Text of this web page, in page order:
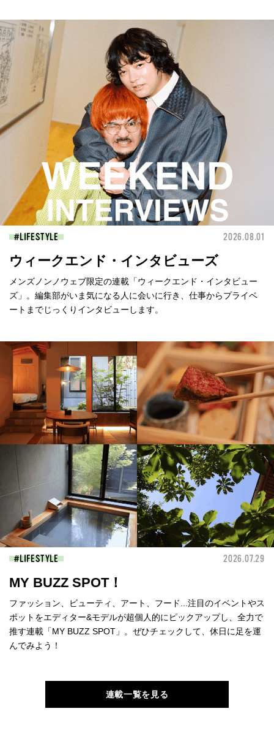
LIFESTYLE 2026.08.01
ウィークエンド・インタビューズ
メンズノンノウェブ限定の連載「ウィークエンド・インタビュー
ズ」。編集部がいま気になる人に会いに行き、仕事からプライベ
ートまでじっくりインタビューします。
LIFESTYLE 2026.07.29
MY BUZZ SPOT！
ファッション、ビューティ、アート、フード...注目のイベントやス
ポットをエディター&モデルが超個人的にピックアップし、全力で
推す連載「MY BUZZ SPOT」。ぜひチェックして、休日に足を運
んでみよう！
連載一覧を見る